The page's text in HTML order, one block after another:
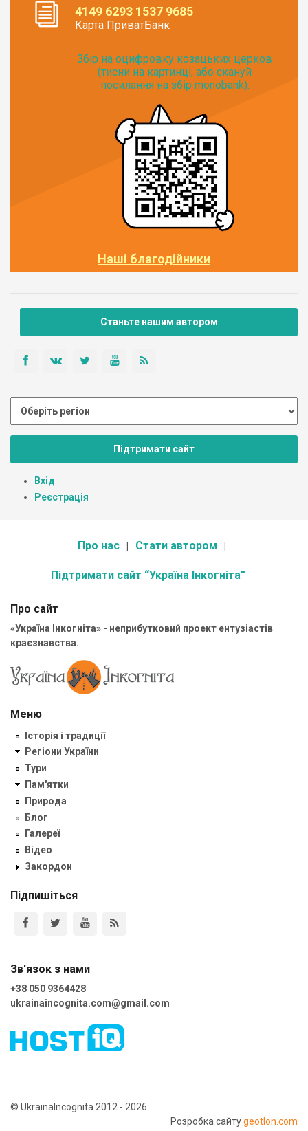
4149 6293 1537 9685
Карта ПриватБанк
Збір на оцифровку козацьких церков
(тисни на картинці, або скануй
посилання на збір monobank):
Наші благодійники
Станьте нашим автором
Підтримати сайт
Вхід
Реєстрація
Про нас Стати автором
Підтримати сайт “Україна Інкогніта”
Про сайт
«Україна Інкогніта» - неприбутковий проект ентузіастів
краєзнавства.
Меню
Історія і традиції
Регіони України
Тури
Пам'ятки
Природа
Блог
Галереї
Відео
Закордон
Підпишіться
Зв'язок з нами
+38 050 9364428
ukrainaincognita.com@gmail.com
© UkrainaIncognita 2012 - 2026
Розробка сайтуgeotlon.com